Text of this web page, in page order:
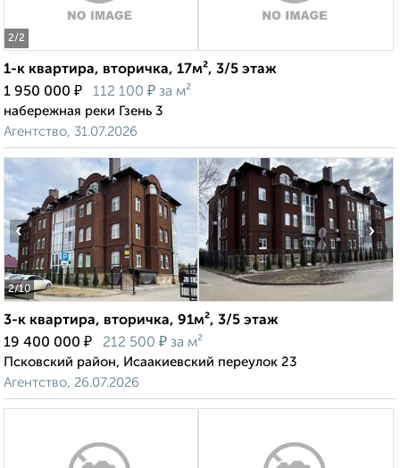
2/2
1-к квартира, вторичка, 17м², 3/5 этаж
1 950 000 ₽ 112 100 ₽ за м²
набережная реки Гзень 3
Агентство, 31.07.2026
2/10
‹ ›
3-к квартира, вторичка, 91м², 3/5 этаж
19 400 000 ₽ 212 500 ₽ за м²
Псковский район, Исаакиевский переулок 23
Агентство, 26.07.2026